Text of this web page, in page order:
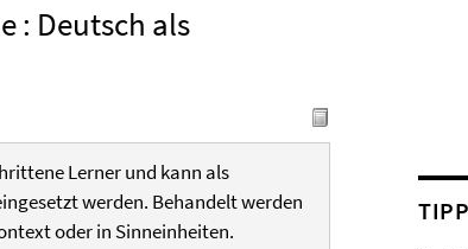
: Deutsch als
Lerner und kann als
werden. Behandelt werden
oder in Sinneinheiten.